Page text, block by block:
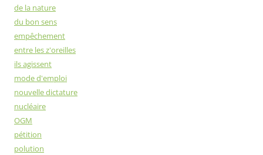
de la nature
du bon sens
empêchement
entre les z'oreilles
ils agissent
mode d'emploi
nouvelle dictature
nucléaire
OGM
pétition
polution